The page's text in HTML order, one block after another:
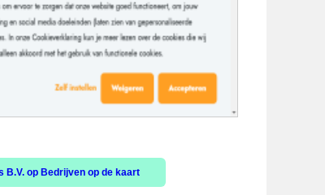
B.V. op Bedrijven op de kaart